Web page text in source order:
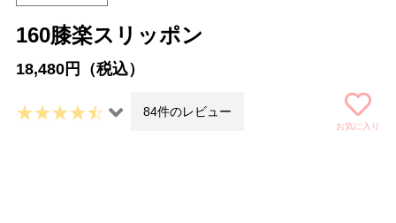
160膝楽スリッポン
18,480円（税込）
84件のレビュー
お気に入り